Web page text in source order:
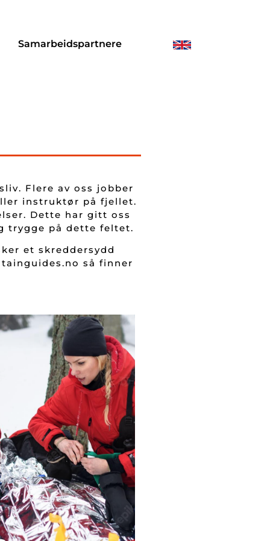
Samarbeidspartnere
Flere av oss jobber
instruktør på fjellet.
Dette har gitt oss
trygge på dette feltet.
et skreddersydd
så finner